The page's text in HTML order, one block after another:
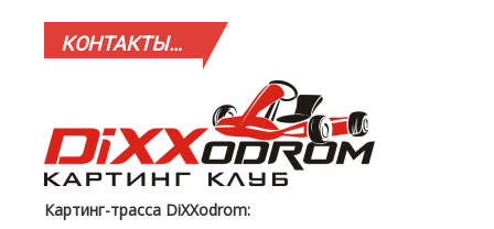
КОНТАКТЫ…
Картинг-трасса DiXXodrom: